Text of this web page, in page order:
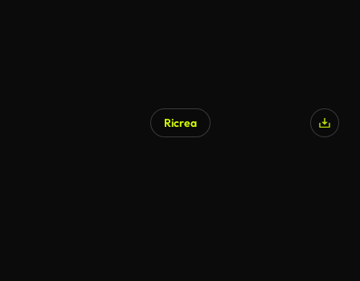
Ricrea